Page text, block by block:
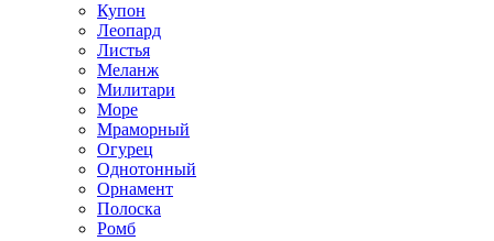
Купон
Леопард
Листья
Меланж
Милитари
Море
Мраморный
Огурец
Однотонный
Орнамент
Полоска
Ромб